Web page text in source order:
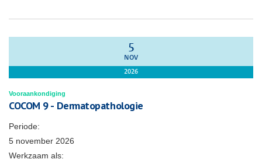
5
NOV
2026
Vooraankondiging
COCOM 9 - Dermatopathologie
Periode:
5 november 2026
Werkzaam als: